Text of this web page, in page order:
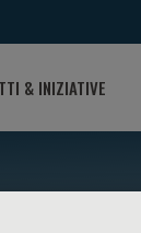
& INIZIATIVE